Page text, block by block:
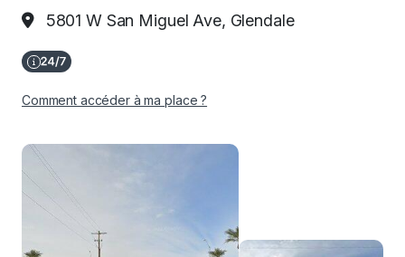
5801 W San Miguel Ave, Glendale
Comment accéder à ma place ?